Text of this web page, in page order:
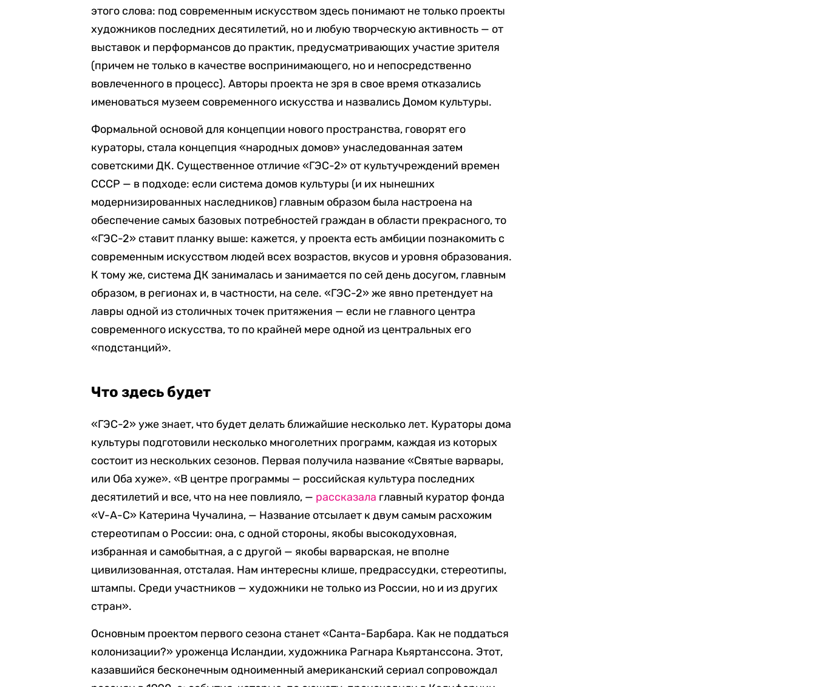
этого слова: под современным искусством здесь понимают не только проекты
художников последних десятилетий, но и любую творческую активность — от
выставок и перформансов до практик, предусматривающих участие зрителя
(причем не только в качестве воспринимающего, но и непосредственно
вовлеченного в процесс). Авторы проекта не зря в свое время отказались
именоваться музеем современного искусства и назвались Домом культуры.
Формальной основой для концепции нового пространства, говорят его
кураторы, стала концепция «народных домов» унаследованная затем
советскими ДК. Существенное отличие «ГЭС-2» от культучреждений времен
СССР — в подходе: если система домов культуры (и их нынешних
модернизированных наследников) главным образом была настроена на
обеспечение самых базовых потребностей граждан в области прекрасного, то
«ГЭС-2» ставит планку выше: кажется, у проекта есть амбиции познакомить с
современным искусством людей всех возрастов, вкусов и уровня образования.
К тому же, система ДК занималась и занимается по сей день досугом, главным
образом, в регионах и, в частности, на селе. «ГЭС-2» же явно претендует на
лавры одной из столичных точек притяжения — если не главного центра
современного искусства, то по крайней мере одной из центральных его
«подстанций».
Что здесь будет
«ГЭС-2» уже знает, что будет делать ближайшие несколько лет. Кураторы дома
культуры подготовили несколько многолетних программ, каждая из которых
состоит из нескольких сезонов. Первая получила название «Святые варвары,
или Оба хуже». «В центре программы — российская культура последних
десятилетий и все, что на нее повлияло, — рассказала главный куратор фонда
«V-A-C» Катерина Чучалина, — Название отсылает к двум самым расхожим
стереотипам о России: она, с одной стороны, якобы высокодуховная,
избранная и самобытная, а с другой — якобы варварская, не вполне
цивилизованная, отсталая. Нам интересны клише, предрассудки, стереотипы,
штампы. Среди участников — художники не только из России, но и из других
стран».
Основным проектом первого сезона станет «Санта-Барбара. Как не поддаться
колонизации?» уроженца Исландии, художника Рагнара Кьяртанссона. Этот,
казавшийся бесконечным одноименный американский сериал сопровождал